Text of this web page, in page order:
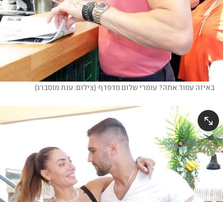
באיזה עמוד אתה? עומרי שלום מדפדף (צילום: ענת מוסברג)